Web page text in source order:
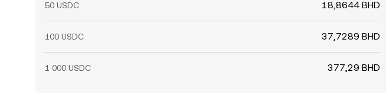
50 USDC 18,8644 BHD
100 USDC 37,7289 BHD
1 000 USDC 377,29 BHD